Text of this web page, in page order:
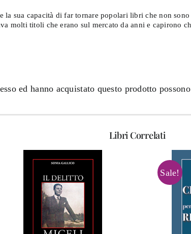
la sua capacità di far tornare popolari libri che non
molti titoli che erano sul mercato da anni e capirono
ed hanno acquistato questo prodotto
Libri Correlati
Sale!